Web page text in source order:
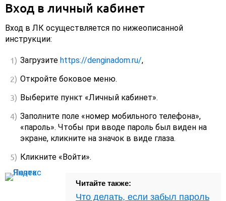
Вход в личный кабинет
Вход в ЛК осуществляется по нижеописанной
инструкции:
Загрузите https://denginadom.ru/,
Откройте боковое меню.
Выберите пункт «Личный кабинет».
Заполните поле «номер мобильного телефона»,
«пароль». Чтобы при вводе пароль был виден на
экране, кликните на значок в виде глаза.
Кликните «Войти».
Читайте также:
Что делать, если забыл пароль